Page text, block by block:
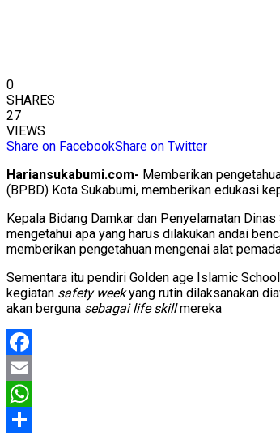
0
SHARES
27
VIEWS
Share on FacebookShare on Twitter
Hariansukabumi.com- Memberikan
(BPBD) Kota Sukabumi, memberikan edukasi
Kepala Bidang Damkar dan Penyelamatan
mengetahui apa yang harus dilakukan andai
memberikan pengetahuan mengenai alat
Sementara itu pendiri Golden age Islamic
kegiatan safety weekyang rutin dilaksanakan
akan berguna sebagai life skillmereka
Facebook
Email
WhatsApp